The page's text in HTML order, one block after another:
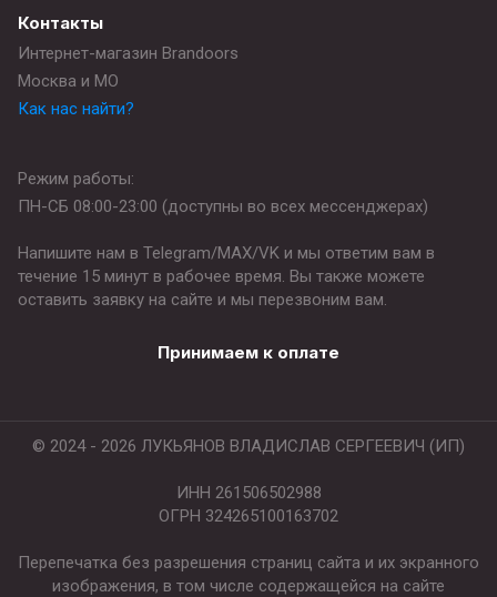
Контакты
Интернет-магазин Brandoors
Москва и МО
Как нас найти?
Режим работы:
ПН-СБ 08:00-23:00 (доступны во всех мессенджерах)
Напишите нам в Telegram/MAX/VK и мы ответим вам в
течение 15 минут в рабочее время. Вы также можете
оставить заявку на сайте и мы перезвоним вам.
Принимаем к оплате
© 2024 - 2026 ЛУКЬЯНОВ ВЛАДИСЛАВ СЕРГЕЕВИЧ (ИП)
ИНН 261506502988
ОГРН 324265100163702
Перепечатка без разрешения страниц сайта и их экранного
изображения, в том числе содержащейся на сайте